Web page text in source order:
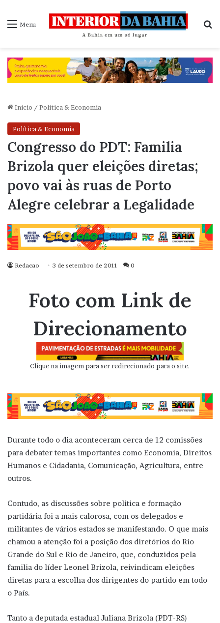
Menu
Início / Política & Economia
Política & Economia
Congresso do PDT: Familia
Brizola quer eleições diretas;
povo vai às ruas de Porto
Alegre celebrar a Legalidade
Redacao 3 de setembro de 2011 0
Foto com Link de
Direcionamento
Clique na imagem para ser redirecionado para o site.
Durante todo o dia aconteceram cerca de 12 comissões
para debater temas importantes como Economia, Direitos
Humanos e Cidadania, Comunicação, Agricultura, entre
outros.
Contudo, as discussões sobre politica e formação
partidária foi a mais calorosa, com os delegados e
militantes de vários estados se manifestando. O que mais
chamou a atenção foi a posição dos diretórios do Rio
Grande do Sul e Rio de Janeiro, que, conduzidos pela
familia do líder Leonel Brizola, reivindicam eleições
diretas para a escolha dos dirigentes do partido em todo
o País.
Tanto a deputada estadual Juliana Brizola (PDT-RS)